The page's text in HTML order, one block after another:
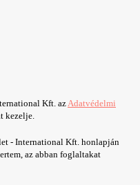
Kft. az Adatvédelmi
kezelje.
- International Kft. honlapján
az abban foglaltakat